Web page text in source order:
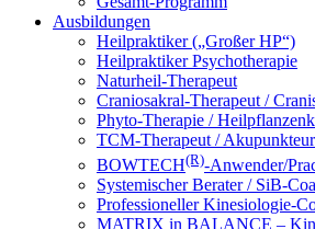
Ausbildungen
Heilpraktiker („Großer HP“)
Heilpraktiker Psychotherapie
Naturheil-Therapeut
Craniosakral-Therapeut /
Phyto-Therapie /
TCM-Therapeut / Akupunkteur
BOWTECH(R)-Anwender/
Systemischer Berater / SiB-
Professioneller Kinesiologie-
MATRIX in BALANCE –